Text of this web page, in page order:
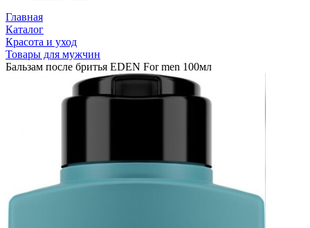
Главная
Каталог
Красота и уход
Товары для мужчин
Бальзам после бритья EDEN For men 100мл